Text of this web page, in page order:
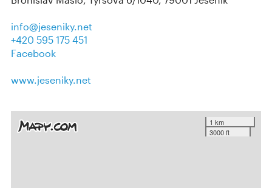
info@jeseniky.net
+420 595 175 451
Facebook
www.jeseniky.net
1 km
3000 ft